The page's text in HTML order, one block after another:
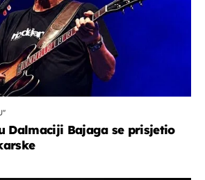
Dalmaciji Bajaga se prisjetio